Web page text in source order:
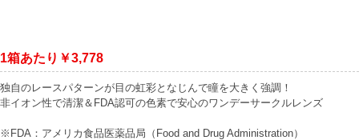
1箱あたり￥3,778
独自のレースパターンが目の虹彩となじんで瞳を大きく強調！
非イオン性で清潔＆FDA認可の色素で安心のワンデーサークルレンズ
※FDA：アメリカ食品医薬品局（Food and Drug Administration）